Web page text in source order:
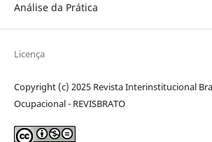
Análise da Prática
Licença
Copyright (c) 2025 Revista Interinstitucional
Ocupacional - REVISBRATO